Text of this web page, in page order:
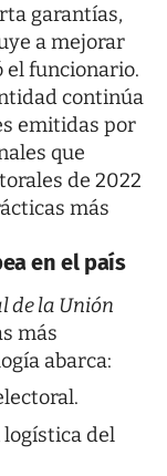
garantías,
a mejorar
el funcionario.
continúa
emitidas por
que
de 2022
más
en el país
de la Unión
más
abarca:
logística del